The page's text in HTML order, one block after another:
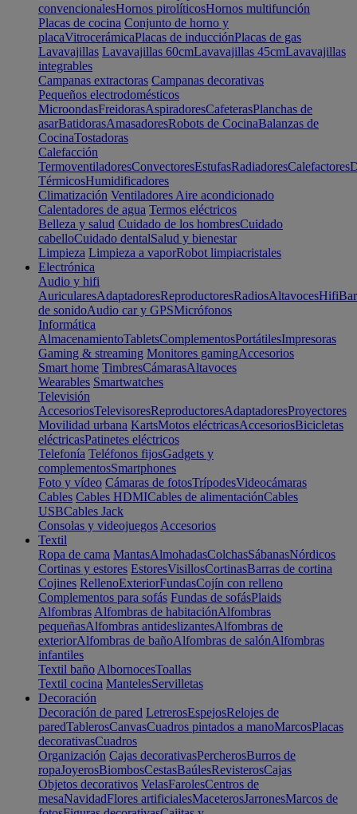
convencionalesHornos pirolíticosHornos multifunción
Placas de cocina Conjunto de horno y
placaVitrocerámicaPlacas de inducciónPlacas de gas
Lavavajillas Lavavajillas 60cmLavavajillas 45cmLavavajillas
integrables
Campanas extractoras Campanas decorativas
Pequeños electrodomésticos
MicroondasFreidorasAspiradoresCafeterasPlanchas de
asarBatidorasAmasadoresRobots de CocinaBalanzas de
CocinaTostadoras
Calefacción
TermoventiladoresConvectoresEstufasRadiadoresCalefactores
TérmicosHumidificadores
Climatización Ventiladores Aire acondicionado
Calentadores de agua Termos eléctricos
Belleza y salud Cuidado de los hombresCuidado
cabelloCuidado dentalSalud y bienestar
Limpieza Limpieza a vaporRobot limpiacristales
Electrónica
Audio y hifi
AuricularesAdaptadoresReproductoresRadiosAltavocesHifi
de sonidoAudio car y GPSMicrófonos
Informática
AlmacenamientoTabletsComplementosPortátilesImpresoras
Gaming & streaming Monitores gamingAccesorios
Smart home TimbresCámarasAltavoces
Wearables Smartwatches
Televisión
AccesoriosTelevisoresReproductoresAdaptadoresProyectores
Movilidad urbana KartsMotos eléctricasAccesoriosBicicletas
eléctricasPatinetes eléctricos
Telefonía Teléfonos fijosGadgets y
complementosSmartphones
Foto y vídeo Cámaras de fotosTrípodesVideocámaras
Cables Cables HDMICables de alimentaciónCables
USBCables Jack
Consolas y videojuegos Accesorios
Textil
Ropa de cama MantasAlmohadasColchasSábanasNórdicos
Cortinas y estores EstoresVisillosCortinasBarras de cortina
Cojines RellenoExteriorFundasCojín con relleno
Complementos para sofás Fundas de sofásPlaids
Alfombras Alfombras de habitaciónAlfombras
pequeñasAlfombras antideslizantesAlfombras de
exteriorAlfombras de bañoAlfombras de salónAlfombras
infantiles
Textil baño AlbornocesToallas
Textil cocina MantelesServilletas
Decoración
Decoración de pared LetrerosEspejosRelojes de
paredTablerosCanvasCuadros pintados a manoMarcosPlacas
decorativasCuadros
Organización Cajas decorativasPercherosBurros de
ropaJoyerosBiombosCestasBaúlesRevisterosCajas
Objetos decorativos VelasFarolesCentros de
mesaNavidadFlores artificialesMaceterosJarronesMarcos de